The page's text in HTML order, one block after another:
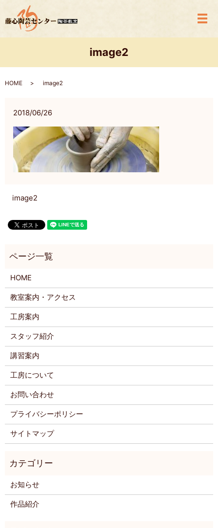
メ
image2
HOME image2
2018/06/26
image2
HOME
教室案内・アクセス
工房案内
スタッフ紹介
講習案内
工房について
お問い合わせ
プライバシーポリシー
サイトマップ
お知らせ
作品紹介